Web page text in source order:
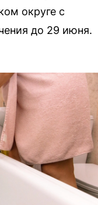
округе с
до 29 июня.